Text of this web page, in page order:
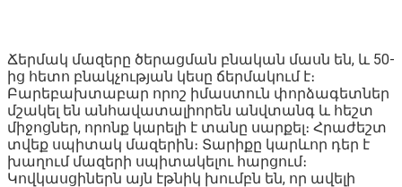
Ճերմակ մազերը ծերացման բնական մասն են, և 50-
ից հետո բնակչության կեսը ճերմակում է։
Բարեբախտաբար որոշ իմաստուն փորձագետներ
մշակել են անհավատալիորեն անվտանգ և հեշտ
միջոցներ, որոնք կարելի է տանը սարքել։ Հրաժեշտ
տվեք սպիտակ մազերին։ Տարիքը կարևոր դեր է
խաղում մազերի սպիտակելու հարցում։
Կովկասցիներն այն էթնիկ խումբն են, որ ավելի